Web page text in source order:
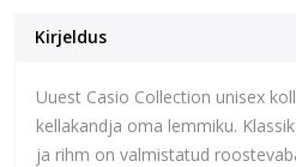
Kirjeldus
Uuest Casio Collection unisex
kellakandja oma lemmiku.
ja rihm on valmistatud